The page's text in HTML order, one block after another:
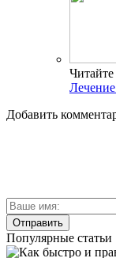
Добавить
Популярные статьи